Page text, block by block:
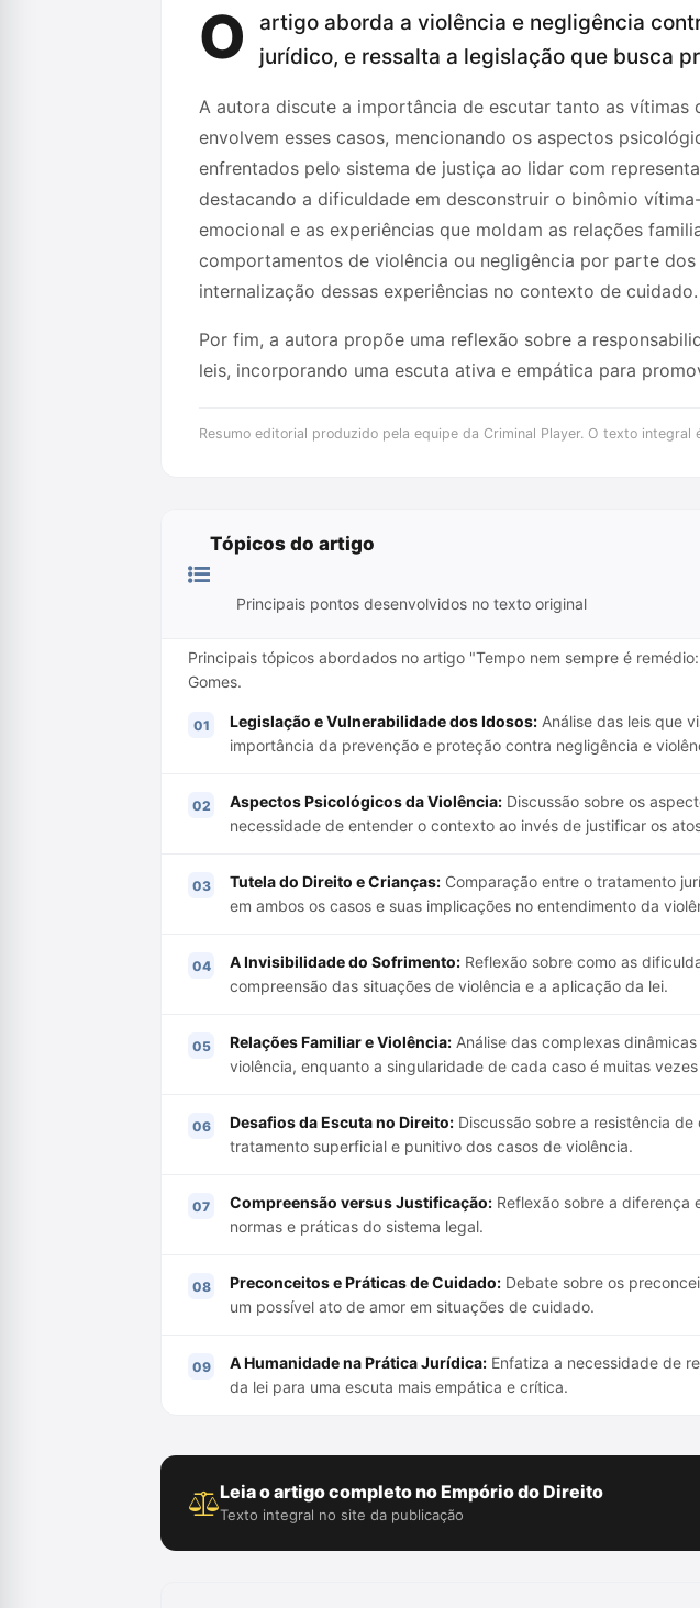
O
artigo aborda a violência e negligência
jurídico, e ressalta a legislação que busca
A autora discute a importância de escutar tanto as vítimas
envolvem esses casos, mencionando os aspectos
enfrentados pelo sistema de justiça ao lidar com
destacando a dificuldade em desconstruir o binômio
emocional e as experiências que moldam as relações
comportamentos de violência ou negligência por parte
internalização dessas experiências no contexto de cuidado.
Por fim, a autora propõe uma reflexão sobre a
leis, incorporando uma escuta ativa e empática para
Resumo editorial produzido pela equipe da Criminal Player. O texto
Tópicos do artigo
Principais pontos desenvolvidos no texto original
Principais tópicos abordados no artigo "Tempo nem sempre é
Gomes.
Legislação e Vulnerabilidade dos Idosos: Análise das leis que
importância da prevenção e proteção contra negligência e
Aspectos Psicológicos da Violência: Discussão sobre os
necessidade de entender o contexto ao invés de justificar os
Tutela do Direito e Crianças: Comparação entre o tratamento
em ambos os casos e suas implicações no entendimento da
A Invisibilidade do Sofrimento: Reflexão sobre como as
compreensão das situações de violência e a aplicação da lei.
Relações Familiar e Violência: Análise das complexas
violência, enquanto a singularidade de cada caso é muitas
Desafios da Escuta no Direito: Discussão sobre a resistência
tratamento superficial e punitivo dos casos de violência.
Compreensão versus Justificação: Reflexão sobre a diferença
normas e práticas do sistema legal.
Preconceitos e Práticas de Cuidado: Debate sobre os
um possível ato de amor em situações de cuidado.
A Humanidade na Prática Jurídica: Enfatiza a necessidade de
da lei para uma escuta mais empática e crítica.
Leia o artigo completo no Empório do Direito
Texto integral no site da publicação